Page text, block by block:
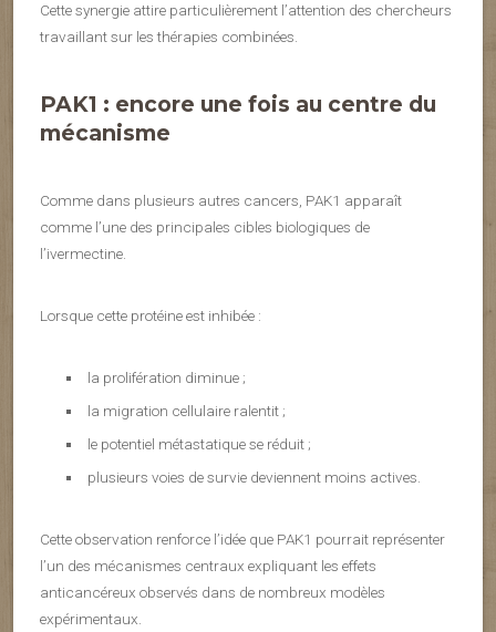
Cette synergie attire particulièrement l’attention des chercheurs
travaillant sur les thérapies combinées.
PAK1 : encore une fois au centre du
mécanisme
Comme dans plusieurs autres cancers, PAK1 apparaît
comme l’une des principales cibles biologiques de
l’ivermectine.
Lorsque cette protéine est inhibée :
la prolifération diminue ;
la migration cellulaire ralentit ;
le potentiel métastatique se réduit ;
plusieurs voies de survie deviennent moins actives.
Cette observation renforce l’idée que PAK1 pourrait représenter
l’un des mécanismes centraux expliquant les effets
anticancéreux observés dans de nombreux modèles
expérimentaux.